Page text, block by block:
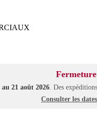
21 août 2026 . Des
Consulter les